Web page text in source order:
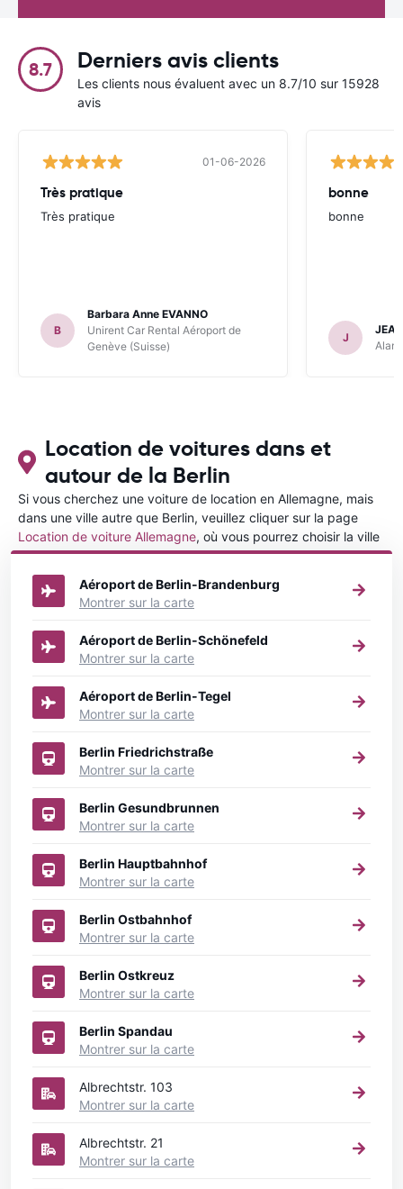
8.7 Derniers avis clients
Les clients nous évaluent avec un 8.7/10 sur 15928
avis
01-06-2026
Très pratique
Très pratique
B
Barbara Anne EVANNO
Unirent Car Rental Aéroport de
Genève (Suisse)
bonne
bonne
J
Location de voitures dans et
autour de la Berlin
Si vous cherchez une voiture de location en Allemagne, mais
dans une ville autre que Berlin, veuillez cliquer sur la page
Location de voiture Allemagne, où vous pourrez choisir la ville
dans le Allemagne où vous souhaitez louer une voiture.
Aéroport de Berlin-Brandenburg
Montrer sur la carte
Aéroport de Berlin-Schönefeld
Montrer sur la carte
Aéroport de Berlin-Tegel
Montrer sur la carte
Berlin Friedrichstraße
Montrer sur la carte
Berlin Gesundbrunnen
Montrer sur la carte
Berlin Hauptbahnhof
Montrer sur la carte
Berlin Ostbahnhof
Montrer sur la carte
Berlin Ostkreuz
Montrer sur la carte
Berlin Spandau
Montrer sur la carte
Albrechtstr. 103
Montrer sur la carte
Albrechtstr. 21
Montrer sur la carte